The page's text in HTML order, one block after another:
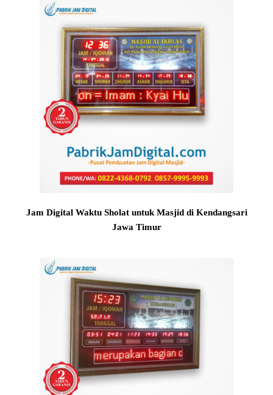
Jam Digital Waktu Sholat untuk Masjid di Kendangsari
Jawa Timur